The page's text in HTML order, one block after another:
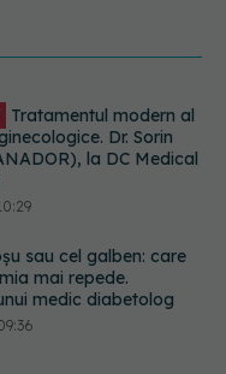
sau cel galben: care
mai repede.
medic diabetolog
tratamentul cu
Vitamina D în cancerul